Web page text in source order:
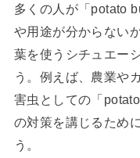
多くの人が「potato
や用途が分からない
葉を使うシチュエー
う。例えば、農業や
害虫としての「
の対策を講じるため
う。